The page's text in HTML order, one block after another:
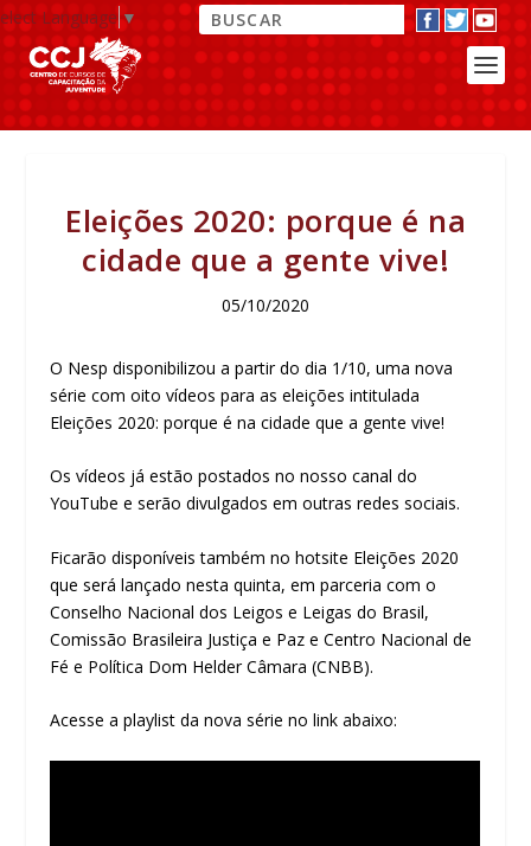
Language▼
Eleições 2020: porque é na
cidade que a gente vive!
05/10/2020
O Nesp disponibilizou a partir do dia 1/10, uma nova
série com oito vídeos para as eleições intitulada
Eleições 2020: porque é na cidade que a gente vive!
Os vídeos já estão postados no nosso canal do
YouTube e serão divulgados em outras redes sociais.
Ficarão disponíveis também no hotsite Eleições 2020
que será lançado nesta quinta, em parceria com o
Conselho Nacional dos Leigos e Leigas do Brasil,
Comissão Brasileira Justiça e Paz e Centro Nacional de
Fé e Política Dom Helder Câmara (CNBB).
Acesse a playlist da nova série no link abaixo: